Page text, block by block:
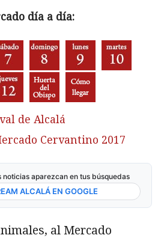
día a día:
de Alcalá
Cervantino 2017
noticias aparezcan en tus búsquedas
ALCALÁ EN GOOGLE
al Mercado